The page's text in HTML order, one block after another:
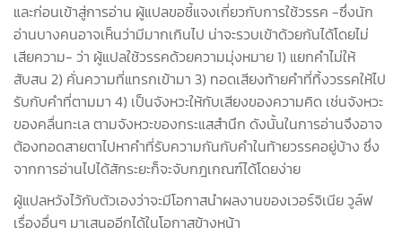
และก่อนเข้าสู่การอ่าน ผู้แปลขอชี้แจงเกี่ยวกับการใช้วรรค -ซึ่งนัก
อ่านบางคนอาจเห็นว่ามีมากเกินไป น่าจะรวบเข้าด้วยกันได้โดยไม่
เสียความ- ว่า ผู้แปลใช้วรรคด้วยความมุ่งหมาย 1) แยกคำไม่ให้
สับสน 2) คั่นความที่แทรกเข้ามา 3) ทอดเสียงท้ายคำที่ทิ้งวรรคให้ไป
รับกับคำที่ตามมา 4) เป็นจังหวะให้กับเสียงของความคิด เช่นจังหวะ
ของคลื่นทะเล ตามจังหวะของกระแสสำนึก ดังนั้นในการอ่านจึงอาจ
ต้องทอดสายตาไปหาคำที่รับความกันกับคำในท้ายวรรคอยู่บ้าง ซึ่ง
จากการอ่านไปได้สักระยะก็จะจับกฎเกณฑ์ได้โดยง่าย
ผู้แปลหวังไว้กับตัวเองว่าจะมีโอกาสนำผลงานของเวอร์จิเนีย วูล์ฟ
เรื่องอื่นๆ มาเสนออีกได้ในโอกาสข้างหน้า